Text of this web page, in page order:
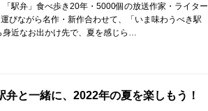
「駅弁」食べ歩き20年・5000個の放送作家・ライター
びながら名作・新作合わせて、「いま味わうべき駅
身近なお出かけ先で、夏を感じら…
と一緒に、2022年の夏を楽しもう！